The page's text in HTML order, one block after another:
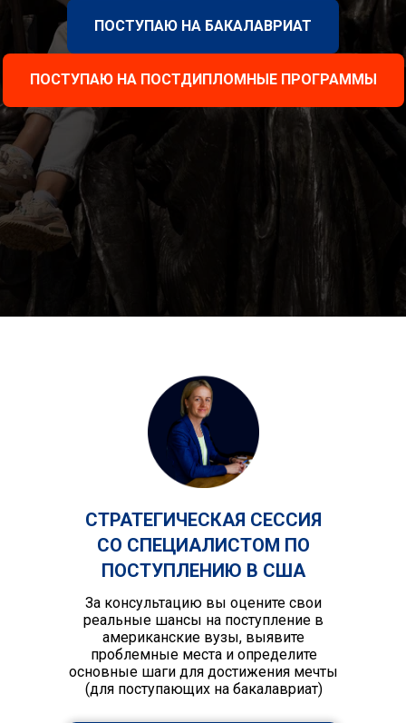
ПОСТУПАЮ НА БАКАЛАВРИАТ
ПОСТУПАЮ НА ПОСТДИПЛОМНЫЕ ПРОГРАММЫ
СТРАТЕГИЧЕСКАЯ СЕССИЯ
СО СПЕЦИАЛИСТОМ ПО
ПОСТУПЛЕНИЮ В США
За консультацию вы оцените свои
реальные шансы на поступление в
американские вузы, выявите
проблемные места и определите
основные шаги для достижения мечты
(для поступающих на бакалавриат)